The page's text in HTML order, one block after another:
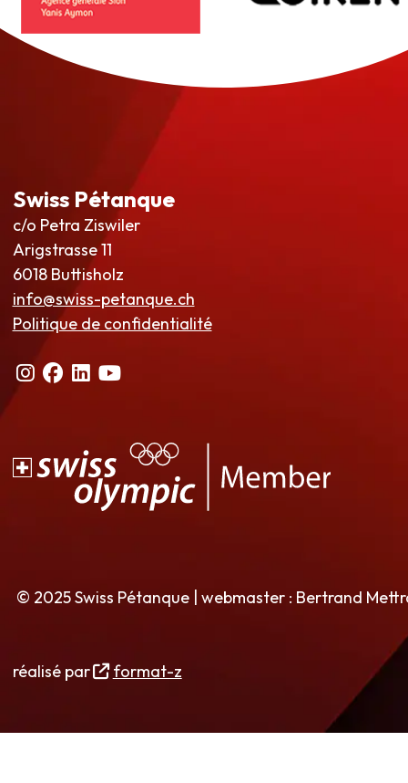
Swiss Pétanque
c/o Petra Ziswiler
Arigstrasse 11
6018 Buttisholz
info@swiss-petanque.ch
Politique de confidentialité
© 2025 Swiss Pétanque | webmaster : Bertrand
réalisé par format-z